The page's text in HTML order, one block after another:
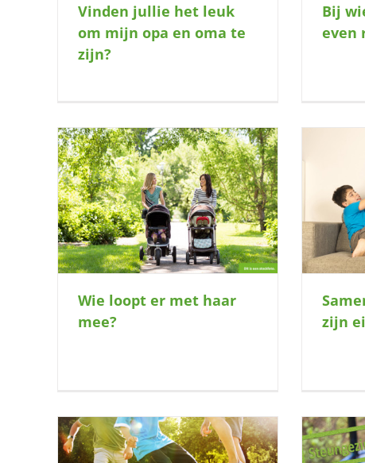
Vinden jullie het leuk
om mijn opa en oma te
zijn?
Bij
even
Wie loopt er met haar
mee?
Samen spelen, ieder op zijn eigen
manier
zijn